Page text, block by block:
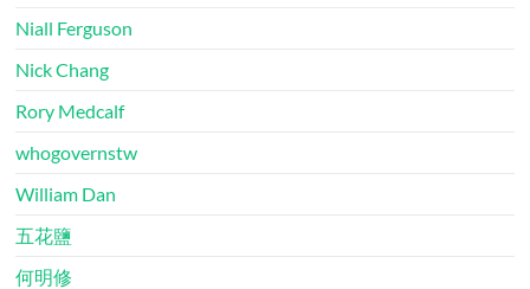
Niall Ferguson
Nick Chang
Rory Medcalf
whogovernstw
William Dan
五花鹽
何明修